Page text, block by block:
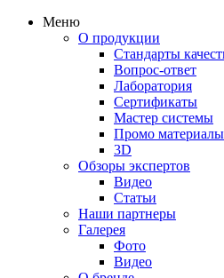
Меню
О продукции
Стандарты
Вопрос-ответ
Лаборатория
Сертификаты
Мастер системы
Промо материалы
3D
Обзоры экспертов
Видео
Статьи
Наши партнеры
Галерея
Фото
Видео